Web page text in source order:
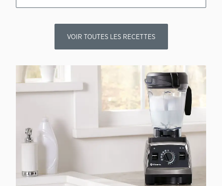
VOIR TOUTES LES RECETTES